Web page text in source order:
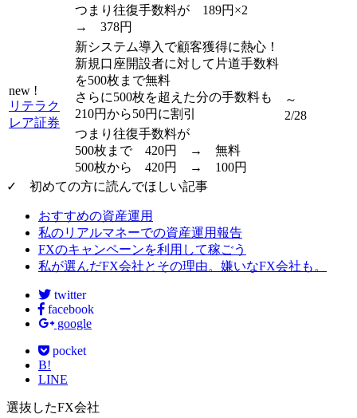
つまり往復手数料が 189円×2
→ 378円
new !
リテラク
レア証券
新システム導入で顧客獲得に熱心！
新規口座開設者に対して片道手数料
を500枚まで無料
さらに500枚を超えた分の手数料も
210円から50円に割引
～
2/28
つまり往復手数料が
500枚まで 420円 → 無料
500枚から 420円 → 100円
✓ 初めての方に読んでほしい記事
おすすめの資産運用
私のリアルマネーでの資産運用報告
FXのキャンペーンを利用して稼ごう
私が選んだFX会社とその理由。嫌いなFX会社も。
twitter
facebook
google
pocket
B!
LINE
選抜したFX会社